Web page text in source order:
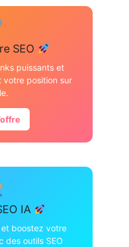
SEO
puissants et
votre position sur
IA
boostez votre
des outils SEO